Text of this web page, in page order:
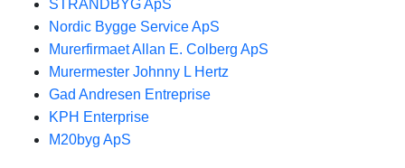
STRANDBYG ApS
Nordic Bygge Service ApS
Murerfirmaet Allan E. Colberg ApS
Murermester Johnny L Hertz
Gad Andresen Entreprise
KPH Enterprise
M20byg ApS